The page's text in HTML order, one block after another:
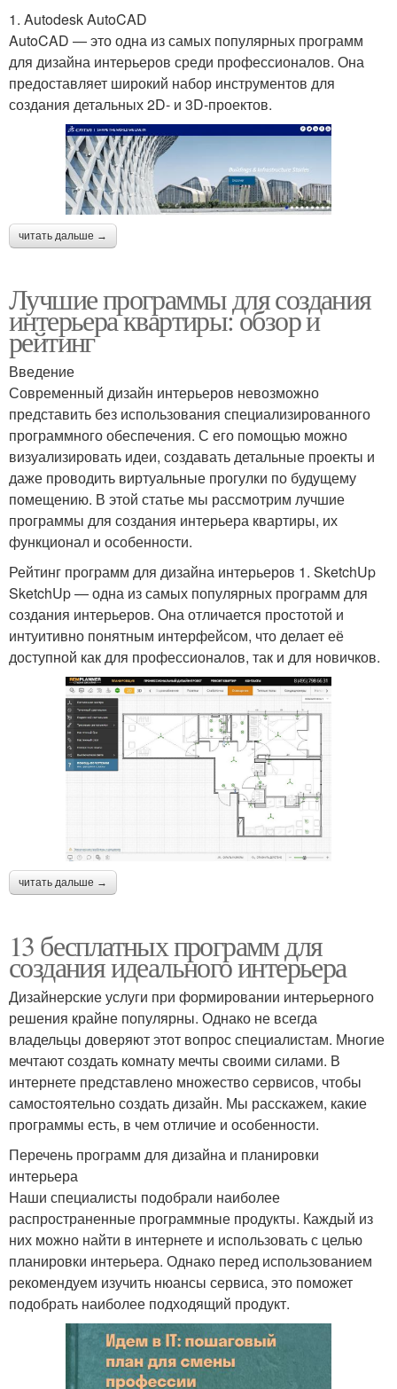
1. Autodesk AutoCAD
AutoCAD — это одна из самых популярных программ
для дизайна интерьеров среди профессионалов. Она
предоставляет широкий набор инструментов для
создания детальных 2D- и 3D-проектов.
читать дальше →
Лучшие программы для создания
интерьера квартиры: обзор и
рейтинг
Введение
Современный дизайн интерьеров невозможно
представить без использования специализированного
программного обеспечения. С его помощью можно
визуализировать идеи, создавать детальные проекты и
даже проводить виртуальные прогулки по будущему
помещению. В этой статье мы рассмотрим лучшие
программы для создания интерьера квартиры, их
функционал и особенности.
Рейтинг программ для дизайна интерьеров 1. SketchUp
SketchUp — одна из самых популярных программ для
создания интерьеров. Она отличается простотой и
интуитивно понятным интерфейсом, что делает её
доступной как для профессионалов, так и для новичков.
читать дальше →
13 бесплатных программ для
создания идеального интерьера
Дизайнерские услуги при формировании интерьерного
решения крайне популярны. Однако не всегда
владельцы доверяют этот вопрос специалистам. Многие
мечтают создать комнату мечты своими силами. В
интернете представлено множество сервисов, чтобы
самостоятельно создать дизайн. Мы расскажем, какие
программы есть, в чем отличие и особенности.
Перечень программ для дизайна и планировки
интерьера
Наши специалисты подобрали наиболее
распространенные программные продукты. Каждый из
них можно найти в интернете и использовать с целью
планировки интерьера. Однако перед использованием
рекомендуем изучить нюансы сервиса, это поможет
подобрать наиболее подходящий продукт.